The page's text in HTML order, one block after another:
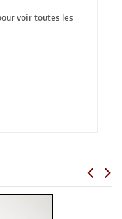
voir toutes les